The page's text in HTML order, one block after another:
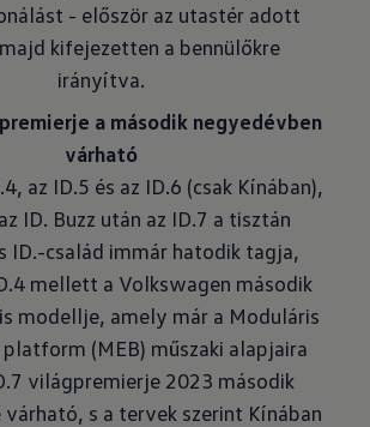
- először az utastér adott
kifejezetten a bennülőkre
irányítva.
a második negyedévben
várható
az ID.5 és az ID.6 (csak Kínában),
ID. Buzz után az ID.7 a tisztán
ID.-család immár hatodik tagja,
mellett a Volkswagen második
modellje, amely már a Moduláris
(MEB) műszaki alapjaira
világpremierje 2023 második
s a tervek szerint Kínában